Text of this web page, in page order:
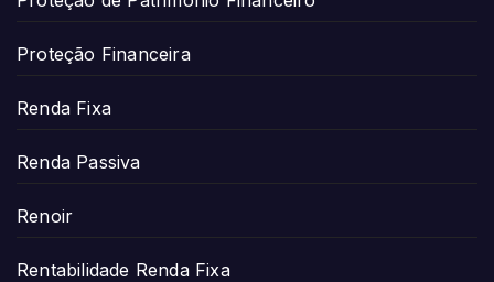
Proteção Financeira
Renda Fixa
Renda Passiva
Renoir
Rentabilidade Renda Fixa